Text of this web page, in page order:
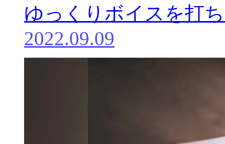
ゆっくりボイスを打
2022.09.09